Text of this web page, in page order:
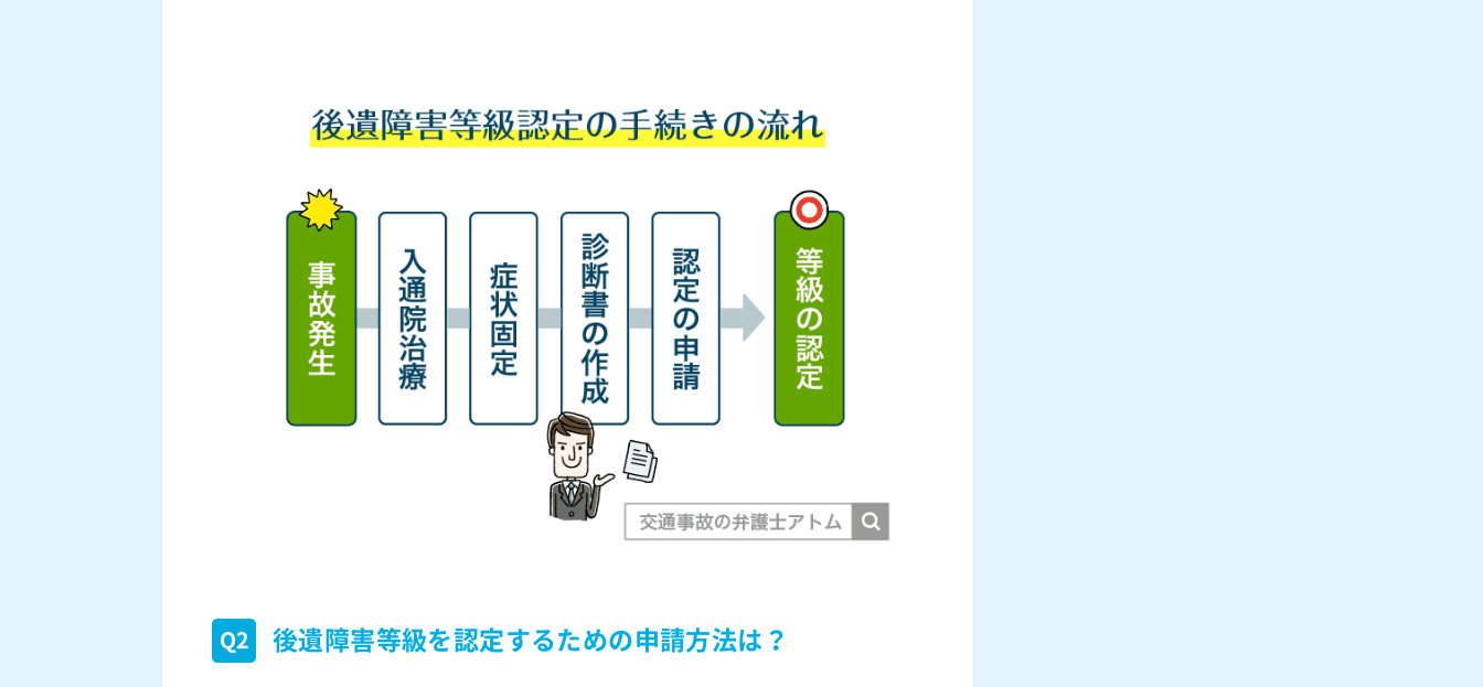
Q2 後遺障害等級を認定するための申請方法は？